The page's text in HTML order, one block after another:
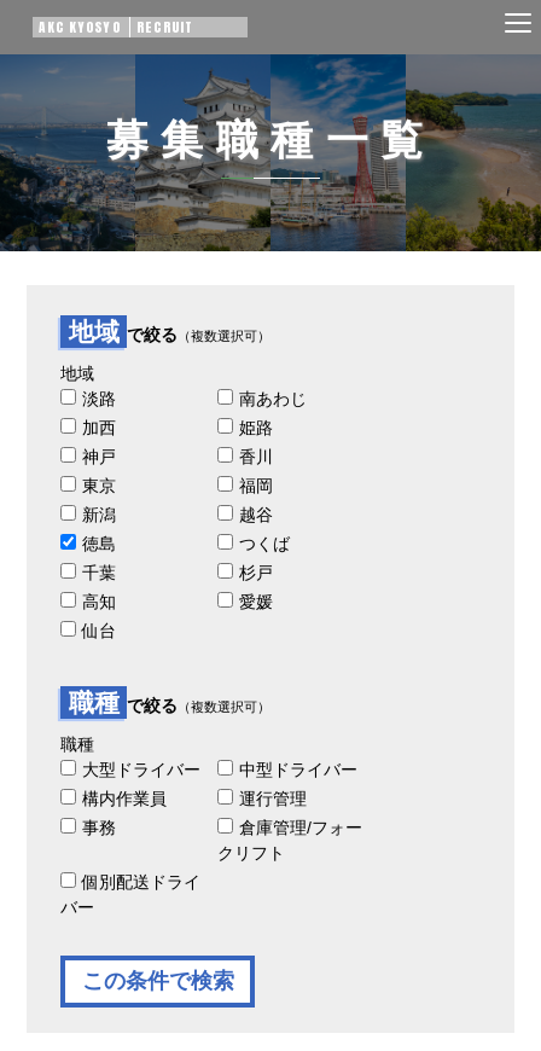
AKC KYOSYO RECRUIT
募集職種一覧
地域 で絞る （複数選択可）
地域
淡路
南あわじ
加西
姫路
神戸
香川
東京
福岡
新潟
越谷
徳島
つくば
千葉
杉戸
高知
愛媛
仙台
職種 で絞る （複数選択可）
職種
大型ドライバー
中型ドライバー
構内作業員
運行管理
事務
倉庫管理/フォー
クリフト
個別配送ドライ
バー